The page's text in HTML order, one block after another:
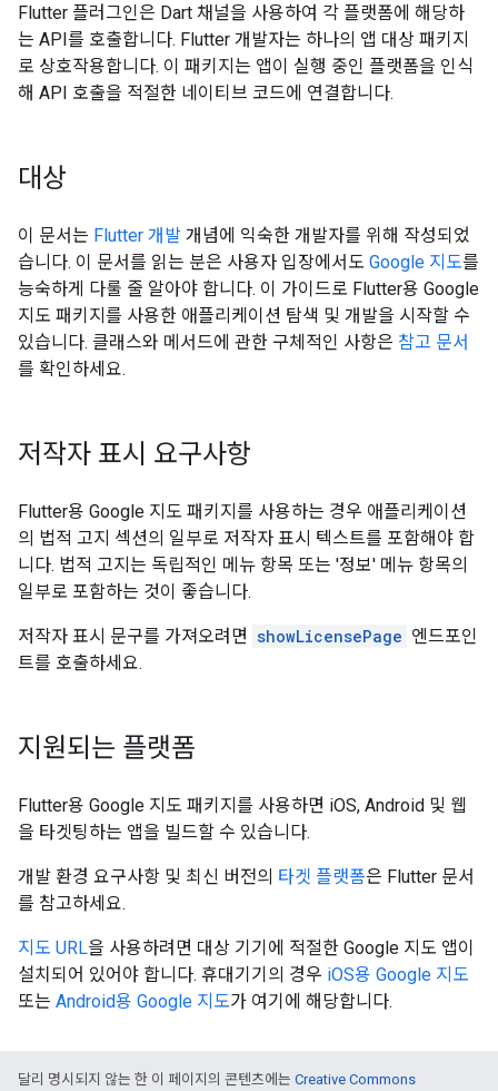
Flutter 플러그인은 Dart 채널을 사용하여 각 플랫폼에 해당하
는 API를 호출합니다. Flutter 개발자는 하나의 앱 대상 패키지
로 상호작용합니다. 이 패키지는 앱이 실행 중인 플랫폼을 인식
해 API 호출을 적절한 네이티브 코드에 연결합니다.
대상
이 문서는 Flutter 개발 개념에 익숙한 개발자를 위해 작성되었
습니다. 이 문서를 읽는 분은 사용자 입장에서도 Google 지도를
능숙하게 다룰 줄 알아야 합니다. 이 가이드로 Flutter용 Google
지도 패키지를 사용한 애플리케이션 탐색 및 개발을 시작할 수
있습니다. 클래스와 메서드에 관한 구체적인 사항은 참고 문서
를 확인하세요.
저작자 표시 요구사항
Flutter용 Google 지도 패키지를 사용하는 경우 애플리케이션
의 법적 고지 섹션의 일부로 저작자 표시 텍스트를 포함해야 합
니다. 법적 고지는 독립적인 메뉴 항목 또는 '정보' 메뉴 항목의
일부로 포함하는 것이 좋습니다.
저작자 표시 문구를 가져오려면 showLicensePage 엔드포인
트를 호출하세요.
지원되는 플랫폼
Flutter용 Google 지도 패키지를 사용하면 iOS, Android 및 웹
을 타겟팅하는 앱을 빌드할 수 있습니다.
개발 환경 요구사항 및 최신 버전의 타겟 플랫폼은 Flutter 문서
를 참고하세요.
지도 URL을 사용하려면 대상 기기에 적절한 Google 지도 앱이
설치되어 있어야 합니다. 휴대기기의 경우 iOS용 Google 지도
또는 Android용 Google 지도가 여기에 해당합니다.
달리 명시되지 않는 한 이 페이지의 콘텐츠에는 Creative Commons